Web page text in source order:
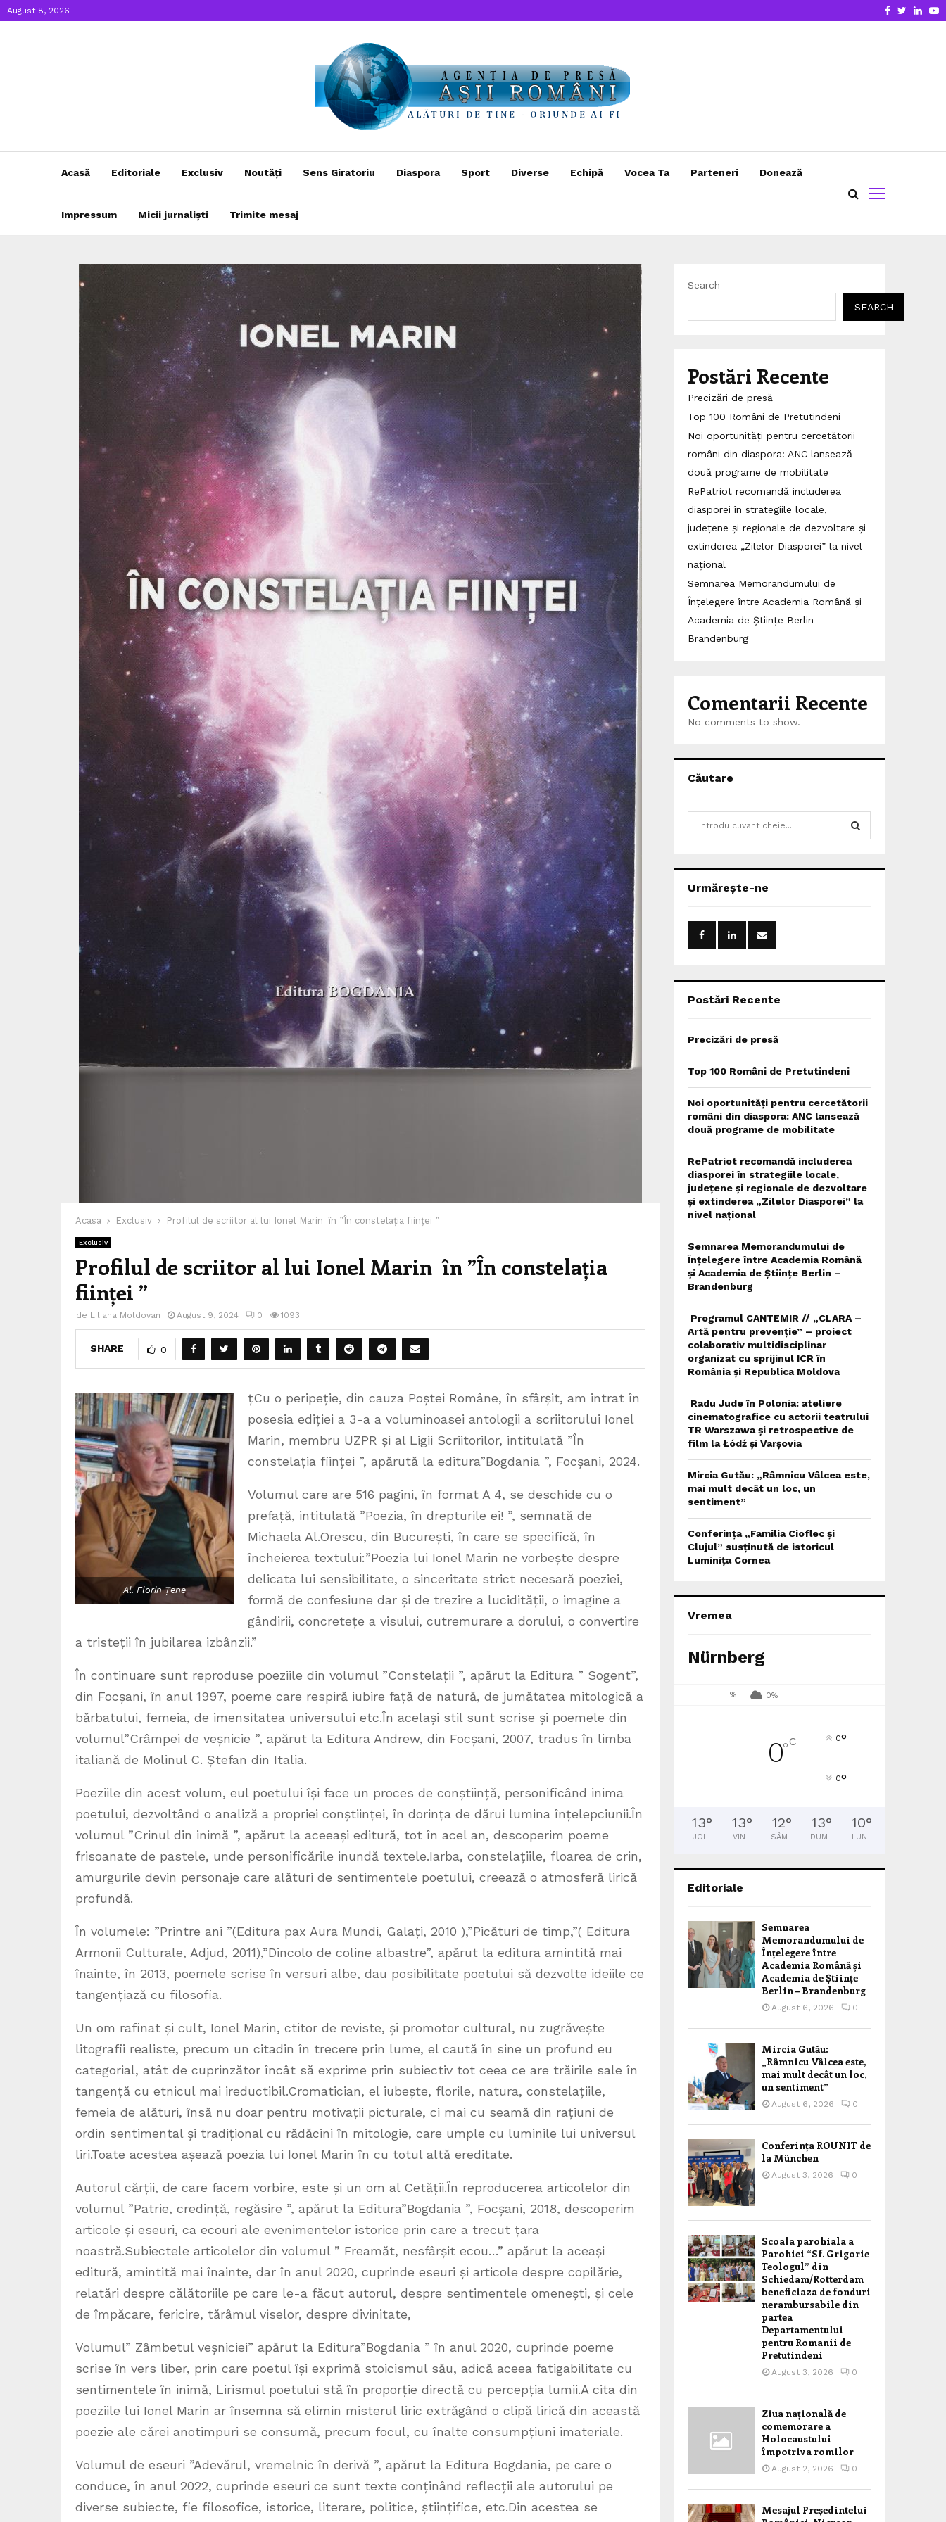
August 8, 2026 Facebook
Twitter
Acasă Editoriale Exclusiv Noutăți Sens Giratoriu Diaspora Sport Diverse Echipă Vocea Ta Parteneri Donează
Impressum Micii jurnaliști Trimite mesaj
Acasa Exclusiv Profilul de scriitor al lui Ionel Marin în ”În constelația ființei ”
Exclusiv
Profilul de scriitor al lui Ionel Marin în ”În constelația
ființei ”
de Liliana Moldovan August 9, 2024 0 1093
SHARE 0
Al. Florin Țene
țCu o peripeție, din cauza Poștei Române, în sfârșit, am intrat în
posesia ediției a 3-a a voluminoasei antologii a scriitorului Ionel
Marin, membru UZPR și al Ligii Scriitorilor, intitulată ”În
constelația ființei ”, apărută la editura”Bogdania ”, Focșani, 2024.
Volumul care are 516 pagini, în format A 4, se deschide cu o
prefață, intitulată ”Poezia, în drepturile ei! ”, semnată de
Michaela Al.Orescu, din București, în care se specifică, în
încheierea textului:”Poezia lui Ionel Marin ne vorbește despre
delicata lui sensibilitate, o sinceritate strict necesară poeziei,
formă de confesiune dar și de trezire a lucidității, o imagine a
gândirii, concretețe a visului, cutremurare a dorului, o convertire
a tristeții în jubilarea izbânzii.”
În continuare sunt reproduse poeziile din volumul ”Constelații ”, apărut la Editura ” Sogent”,
din Focșani, în anul 1997, poeme care respiră iubire față de natură, de jumătatea mitologică a
bărbatului, femeia, de imensitatea universului etc.În același stil sunt scrise și poemele din
volumul”Crâmpei de veșnicie ”, apărut la Editura Andrew, din Focșani, 2007, tradus în limba
italiană de Molinul C. Ștefan din Italia.
Poeziile din acest volum, eul poetului își face un proces de conștiință, personificând inima
poetului, dezvoltând o analiză a propriei conștiinței, în dorința de dărui lumina înțelepciunii.În
volumul ”Crinul din inimă ”, apărut la aceeași editură, tot în acel an, descoperim poeme
frisoanate de pastele, unde personificările inundă textele.Iarba, constelațiile, floarea de crin,
amurgurile devin personaje care alături de sentimentele poetului, creează o atmosferă lirică
profundă.
În volumele: ”Printre ani ”(Editura pax Aura Mundi, Galați, 2010 ),”Picături de timp,”( Editura
Armonii Culturale, Adjud, 2011),”Dincolo de coline albastre”, apărut la editura amintită mai
înainte, în 2013, poemele scrise în versuri albe, dau posibilitate poetului să dezvolte ideiile ce
tangențiază cu filosofia.
Un om rafinat și cult, Ionel Marin, ctitor de reviste, și promotor cultural, nu zugrăvește
litografii realiste, precum un citadin în trecere prin lume, el caută în sine un profund eu
categorial, atât de cuprinzător încât să exprime prin subiectiv tot ceea ce are trăirile sale în
tangență cu etnicul mai ireductibil.Cromatician, el iubește, florile, natura, constelațiile,
femeia de alături, însă nu doar pentru motivații picturale, ci mai cu seamă din rațiuni de
ordin sentimental și tradițional cu rădăcini în mitologie, care umple cu luminile lui universul
liri.Toate acestea așează poezia lui Ionel Marin în cu totul altă ereditate.
Autorul cărții, de care facem vorbire, este și un om al Cetății.În reproducerea articolelor din
volumul ”Patrie, credință, regăsire ”, apărut la Editura”Bogdania ”, Focșani, 2018, descoperim
articole și eseuri, ca ecouri ale evenimentelor istorice prin care a trecut țara
noastră.Subiectele articolelor din volumul ” Freamăt, nesfârșit ecou…” apărut la aceași
editură, amintită mai înainte, dar în anul 2020, cuprinde eseuri și articole despre copilărie,
relatări despre călătoriile pe care le-a făcut autorul, despre sentimentele omenești, și cele
de împăcare, fericire, tărâmul viselor, despre divinitate,
Volumul” Zâmbetul veșniciei” apărut la Editura”Bogdania ” în anul 2020, cuprinde poeme
scrise în vers liber, prin care poetul își exprimă stoicismul său, adică aceea fatigabilitate cu
sentimentele în inimă, Lirismul poetului stă în proporție directă cu percepția lumii.A cita din
poeziile lui Ionel Marin ar însemna să elimin misterul liric extrăgând o clipă lirică din această
poezie ale cărei anotimpuri se consumă, precum focul, cu înalte consumpțiuni imateriale.
Volumul de eseuri ”Adevărul, vremelnic în derivă ”, apărut la Editura Bogdania, pe care o
conduce, în anul 2022, cuprinde eseuri ce sunt texte conținând reflecții ale autorului pe
diverse subiecte, fie filosofice, istorice, literare, politice, științifice, etc.Din acestea se
Search
SEARCH
Postări Recente
Precizări de presă
Top 100 Români de Pretutindeni
Noi oportunități pentru cercetătorii
români din diaspora: ANC lansează
două programe de mobilitate
RePatriot recomandă includerea
diasporei în strategiile locale,
județene și regionale de dezvoltare și
extinderea „Zilelor Diasporei” la nivel
național
Semnarea Memorandumului de
Înțelegere între Academia Română și
Academia de Științe Berlin –
Brandenburg
Comentarii Recente
No comments to show.
Căutare
h
o
:
Urmărește-ne
Postări Recente
Precizări de presă
Top 100 Români de Pretutindeni
Noi oportunități pentru cercetătorii
români din diaspora: ANC lansează
două programe de mobilitate
RePatriot recomandă includerea
diasporei în strategiile locale,
județene și regionale de dezvoltare
și extinderea „Zilelor Diasporei” la
nivel național
Semnarea Memorandumului de
Înțelegere între Academia Română
și Academia de Științe Berlin –
Brandenburg
Programul CANTEMIR // „CLARA –
Artă pentru prevenție” – proiect
colaborativ multidisciplinar
organizat cu sprijinul ICR în
România și Republica Moldova
Radu Jude în Polonia: ateliere
cinematografice cu actorii teatrului
TR Warszawa și retrospective de
film la Łódź și Varșovia
Mircia Gutău: „Râmnicu Vâlcea este,
mai mult decât un loc, un
sentiment”
Conferința „Familia Cioflec și
Clujul” susținută de istoricul
Luminița Cornea
Vremea
Nürnberg
% 0%
0°C 0°
0°
13°
JOI
13°
VIN
12°
SÂM
13°
DUM
10°
LUN
Editoriale
Semnarea
Memorandumului de
Înțelegere între
Academia Română și
Academia de Științe
Berlin – Brandenburg
August 6, 2026 0
Mircia Gutău:
„Râmnicu Vâlcea este,
mai mult decât un loc,
un sentiment”
August 6, 2026 0
Conferința ROUNIT de
la München
August 3, 2026 0
Scoala parohiala a
Parohiei “Sf. Grigorie
Teologul” din
Schiedam/Rotterdam
beneficiaza de fonduri
nerambursabile din
partea
Departamentului
pentru Romanii de
Pretutindeni
August 3, 2026 0
Ziua națională de
comemorare a
Holocaustului
împotriva romilor
August 2, 2026 0
Mesajul Președintelui